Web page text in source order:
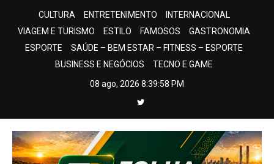
CULTURA ENTRETENIMENTO
INTERNACIONAL
VIAGEM E TURISMO
ESTILO FAMOSOS
GASTRONOMIA
ESPORTE
SAÚDE – BEM ESTAR – FITNESS – ESPORTE
BUSINESS E NEGÓCIOS
TECNO E GAME
08 ago, 2026 8:39:58 PM